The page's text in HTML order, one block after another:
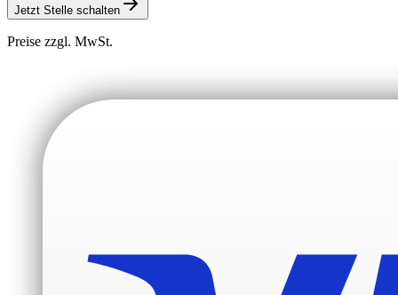
Jetzt Stelle schalten
Preise zzgl. MwSt.